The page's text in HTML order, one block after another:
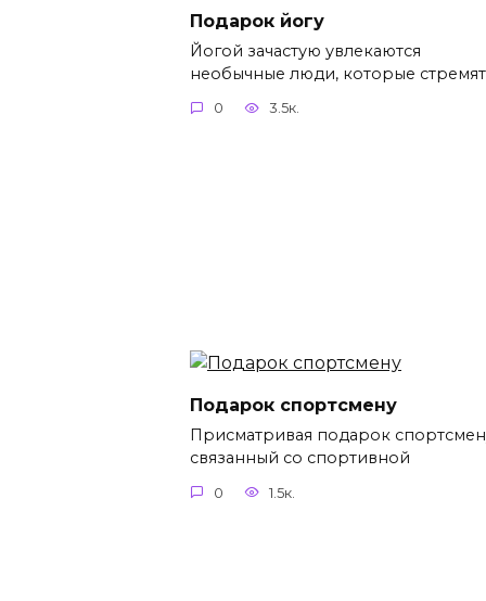
Подарок йогу
Йогой зачастую увлекаются
необычные люди, которые
0 3.5к.
Подарок спортсмену
Присматривая подарок
связанный со спортивной
0 1.5к.